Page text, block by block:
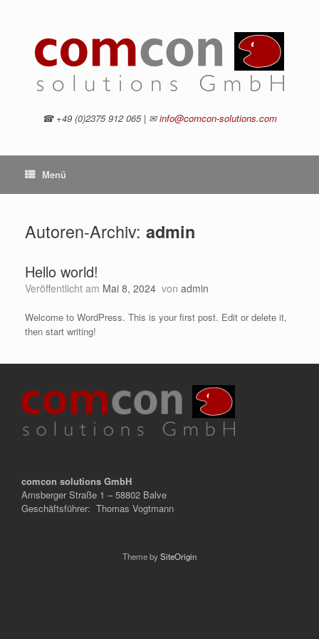
☎ +49 (0)2375 912 065 | ✉info@comcon-solutions.com
Menü
Autoren-Archiv: admin
Hello world!
Veröffentlicht am Mai 8, 2024 von admin
Welcome to WordPress. This is your first post. Edit or delete it,
then start writing!
comcon solutions GmbH
Arnsberger Straße 1 – 58802 Balve
Geschäftsführer: Thomas Vogtmann
Theme bySiteOrigin